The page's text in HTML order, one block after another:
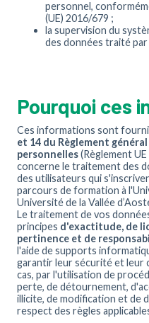
personnel,
(UE) 2016/679 ;
la supervision du
des données traité par
Pourquoi ces
Ces informations sont
et 14 du Règlement
personnelles(Règlement
concerne le traitement des
des utilisateurs qui
parcours de formation à
Université de la Vallée
Le traitement de vos
principes d'exactitude, de
pertinence et de
l'aide de supports
garantir leur sécurité et leur
cas, par l'utilisation de
perte, de détournement,
illicite, de modification et de
respect des règles